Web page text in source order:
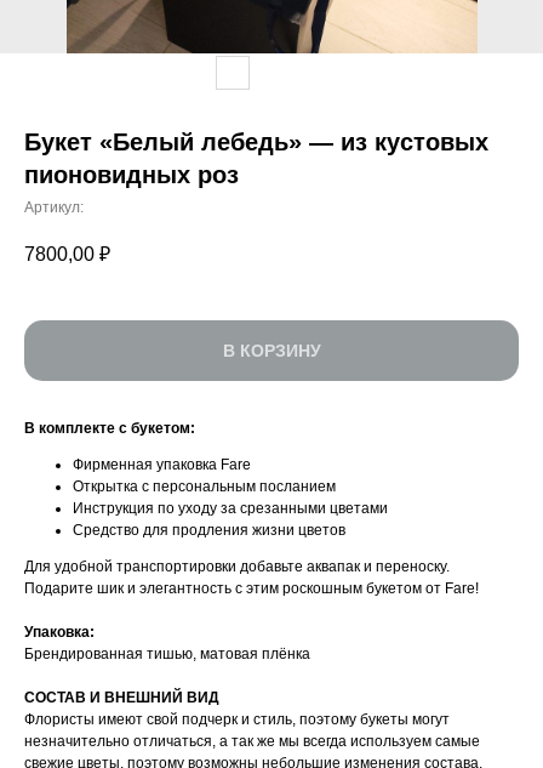
Букет «Белый лебедь» — из кустовых
пионовидных роз
Артикул:
7800,00 ₽
В КОРЗИНУ
В комплекте с букетом:
Фирменная упаковка Fare
Открытка с персональным посланием
Инструкция по уходу за срезанными цветами
Средство для продления жизни цветов
Для удобной транспортировки добавьте аквапак и переноску.
Подарите шик и элегантность с этим роскошным букетом от Fare!
Упаковка:
Брендированная тишью, матовая плёнка
CОСТАВ И ВНЕШНИЙ ВИД
Флористы имеют свой подчерк и стиль, поэтому букеты могут
незначительно отличаться, а так же мы всегда используем самые
свежие цветы, поэтому возможны небольшие изменения состава.
УСИЛИТЬ ВПЕЧАТЛЕНИЕ